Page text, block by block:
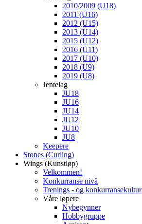
2010/2009 (U18)
2011 (U16)
2012 (U15)
2013 (U14)
2015 (U12)
2016 (U11)
2017 (U10)
2018 (U9)
2019 (U8)
Jentelag
JU18
JU16
JU14
JU12
JU10
JU8
Keepere
Stones (Curling)
Wings (Kunstløp)
Velkommen!
Konkurranse nivå
Trenings - og konkurransekultur
Våre løpere
Nybegynner
Hobbygruppe